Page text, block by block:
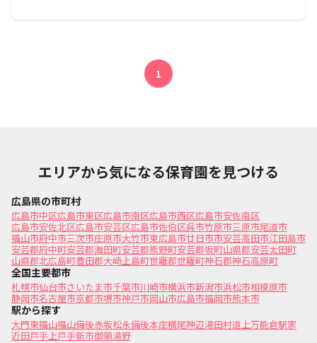
1
エリアから気になる保育園を見つける
広島県の市町村
広島市中区広島市東区広島市南区広島市西区広島市安佐南区
広島市安佐北区広島市安芸区広島市佐伯区呉市竹原市三原市尾道市
福山市府中市三次市庄原市大竹市東広島市廿日市市安芸高田市江田島市
安芸郡府中町安芸郡海田町安芸郡熊野町安芸郡坂町山県郡安芸太田町
山県郡北広島町豊田郡大崎上島町世羅郡世羅町神石郡神石高原町
全国主要都市
札幌市仙台市さいたま市千葉市川崎市横浜市新潟市浜松市相模原市
静岡市名古屋市京都市堺市神戸市岡山市広島市福岡市熊本市
駅から探す
大門東福山福山備後赤坂松永備後本庄横尾神辺湯田村道上万能倉駅家
近田戸手上戸手新市御領湯野